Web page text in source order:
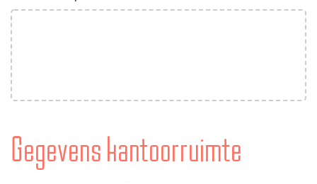
Gegevens kantoorruimte